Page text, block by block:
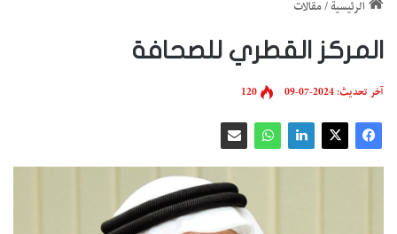
الرئيسية /مقالات
المركز القطري للصحافة
آخر تحديث: 2024-07-09 120